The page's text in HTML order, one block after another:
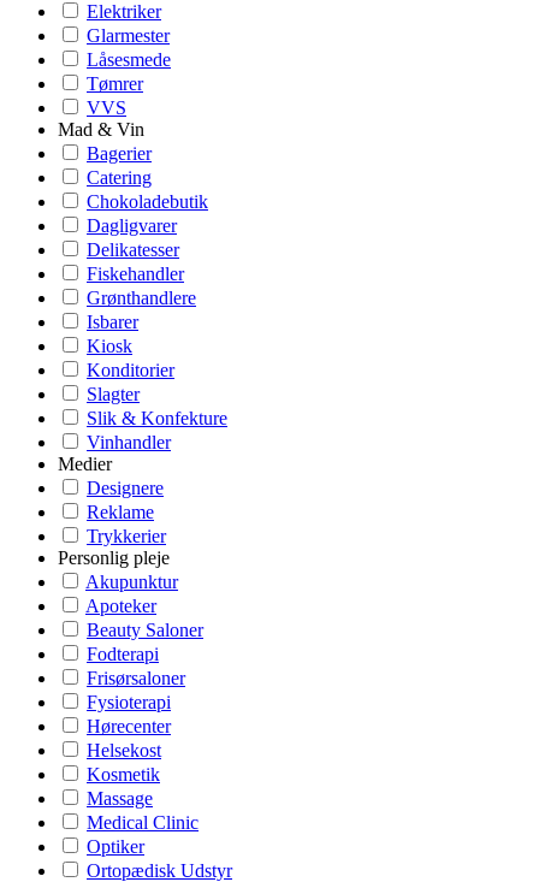
Elektriker
Glarmester
Låsesmede
Tømrer
VVS
Mad & Vin
Bagerier
Catering
Chokoladebutik
Dagligvarer
Delikatesser
Fiskehandler
Grønthandlere
Isbarer
Kiosk
Konditorier
Slagter
Slik & Konfekture
Vinhandler
Medier
Designere
Reklame
Trykkerier
Personlig pleje
Akupunktur
Apoteker
Beauty Saloner
Fodterapi
Frisørsaloner
Fysioterapi
Hørecenter
Helsekost
Kosmetik
Massage
Medical Clinic
Optiker
Ortopædisk Udstyr